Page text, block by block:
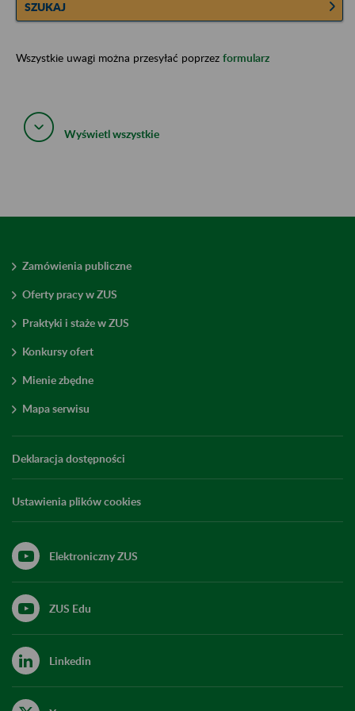
SZUKAJ
Wszystkie uwagi można przesyłać poprzez formularz
Wyświetl wszystkie
Zamówienia publiczne
Oferty pracy w ZUS
Praktyki i staże w ZUS
Konkursy ofert
Mienie zbędne
Mapa serwisu
Deklaracja dostępności
Ustawienia plików cookies
Elektroniczny ZUS
ZUS Edu
Linkedin